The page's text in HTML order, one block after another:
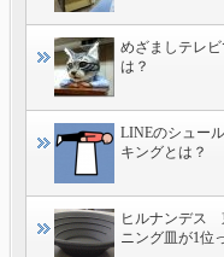
めざましテレ
は？
LINEのシュー
キングとは？
ヒルナンデス
ニング皿が1位